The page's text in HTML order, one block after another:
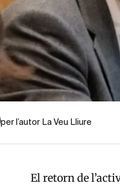
per l’autor La Veu Lliure
El retorn de